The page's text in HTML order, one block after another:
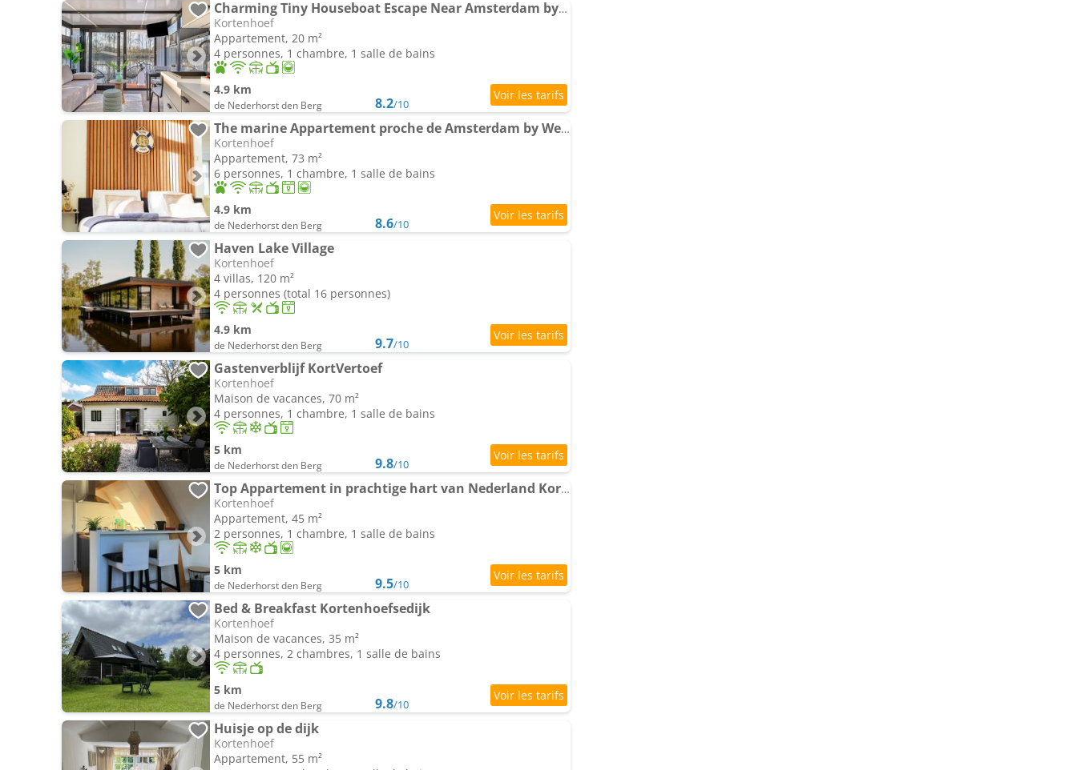
Charming Tiny Houseboat Escape Near Amsterdam by Weltevreden Experience
Kortenhoef
Appartement, 20 m²
4 personnes, 1 chambre, 1 salle de bains
4.9 km
de Nederhorst den Berg 8.2/10
The marine Appartement proche de Amsterdam by Weltevreden Experience
Kortenhoef
Appartement, 73 m²
6 personnes, 1 chambre, 1 salle de bains
4.9 km
de Nederhorst den Berg 8.6/10
Haven Lake Village
Kortenhoef
4 villas, 120 m²
4 personnes (total 16 personnes)
4.9 km
de Nederhorst den Berg 9.7/10
Gastenverblijf KortVertoef
Kortenhoef
Maison de vacances, 70 m²
4 personnes, 1 chambre, 1 salle de bains
5 km
de Nederhorst den Berg 9.8/10
Top Appartement in prachtige hart van Nederland Kortenhoef
Kortenhoef
Appartement, 45 m²
2 personnes, 1 chambre, 1 salle de bains
5 km
de Nederhorst den Berg 9.5/10
Bed & Breakfast Kortenhoefsedijk
Kortenhoef
Maison de vacances, 35 m²
4 personnes, 2 chambres, 1 salle de bains
5 km
de Nederhorst den Berg 9.8/10
Huisje op de dijk
Kortenhoef
Appartement, 55 m²